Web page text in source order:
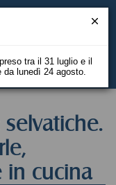
EN
in cucina
tra il 31 luglio e il
da lunedì 24 agosto.